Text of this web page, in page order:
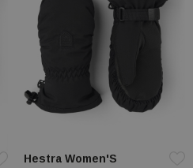
Hestra Women'S